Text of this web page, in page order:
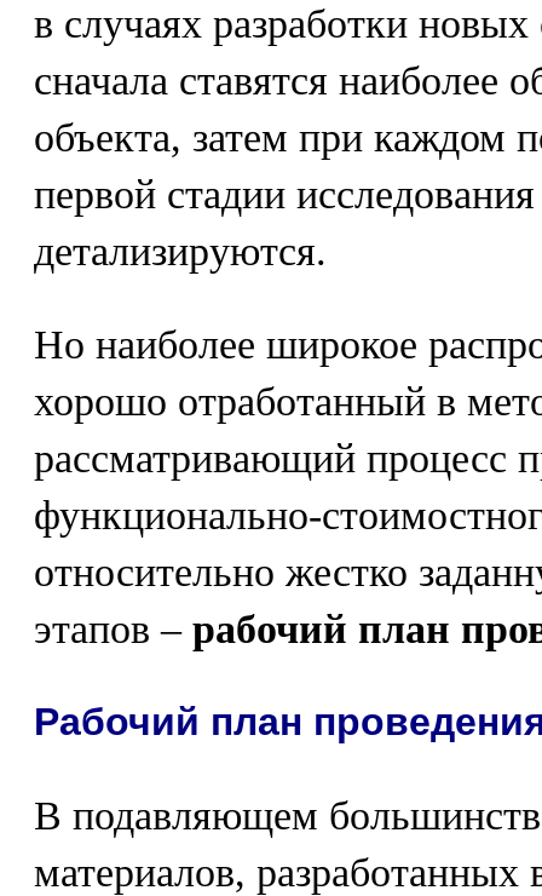
в случаях разработки
сначала ставятся наиболее
объекта, затем при каждом
первой стадии
детализируются.
Но наиболее широкое
хорошо отработанный в
рассматривающий процесс
функционально-
относительно жестко
этапов – рабочий план
Рабочий план
В подавляющем
материалов, разработанных